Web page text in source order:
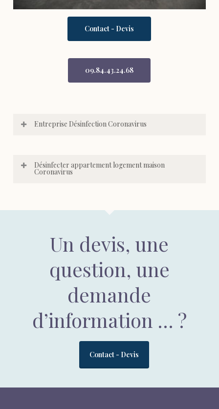
Contact - Devis
09.84.43.24.68
Entreprise Désinfection Coronavirus
Désinfecter appartement logement maison
Coronavirus
Un devis, une
question, une
demande
d’information … ?
Contact - Devis